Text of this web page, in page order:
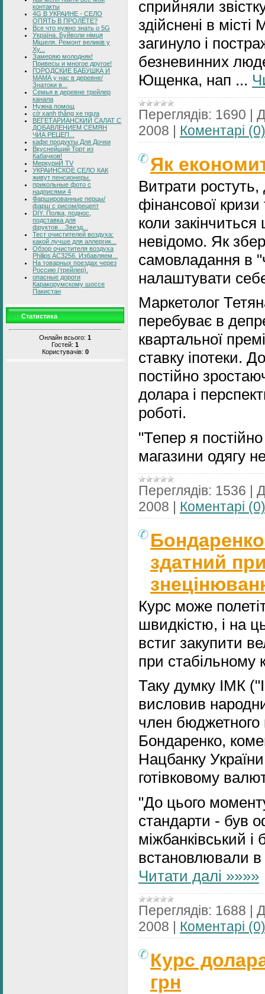
контакты
4G В УКРАИНЕ - СЕЛО
ОПЯТЬ В ПРОЛЁТЕ?
Все что нужно знать о 5G
Україна. Буйволи німця
Мішеля. Ремонт великів у
Ху...
Замеряю молодняк!
Привесы и многое другое!
ГОРОДСКИЕ БАБУШКА И
МАМА у нас в деревне/
Знатоки в...
Семья в деревне трейлер
канала
Нужна помощ
cờ xanh thắng xe ngựa
ВЕГЕТАРИАНСКИЙ САЛАТ С
ДОБАВЛЕНИЕМ СЕМЯН
ЧИА РЕЦЕП...
кафе продукты Для Дочки
Вкуснейший Торт из
Кабачков!
МеркуриЙ TV
УКРАИНСКОЕ СЕЛО КАК
живут пенсионеры.
прикольные фото с
надписями 4
Фаршированные перцы/
фарш с рисом/рецепт
DIY. Полка, поднос,
подставка для
фруктов....Звезд...
Тест очистителей воздуха:
какой лучше для аллергик...
Обзор очистителя воздуха
Philips AC3256. Избавляем...
На товарных поездах через
Россию (трейлер).
опасные дороги
Каракорумскому шоссе
Пакистан
Статистика
Онлайн всього: 1
Гостей: 1
Користувачів: 0
сприйняли
здійснені в
загинуло і
безневинних
Ющенка, нап ...
Переглядів: 1690 |
2008 | Коментарі (0)
Як
Витрати ростуть,
фінансової
коли
невідомо. Як
самовладання в
налаштувати
Маркетолог
перебуває в
квартальної
ставку іпотеки.
постійно
долара і
роботі.
"Тепер я
магазини одягу
Переглядів: 1536 |
2008 | Коментарі (0)
здатний
Курс може
швидкістю, і на
встиг закупити
при стабільному
Таку думку ІМК
висловив
член
Бондаренко,
Нацбанку
готівковому
"До цього
стандарти - був
міжбанківський і
встановлювали
Читати далі »»»»
Переглядів: 1688 |
2008 | Коментарі (0)
Курс
грн